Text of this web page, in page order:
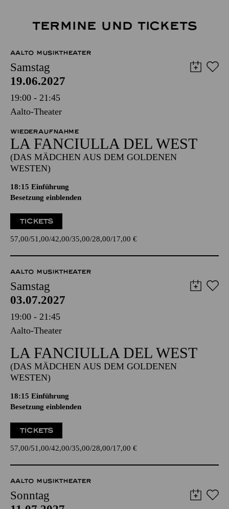
TERMINE UND TICKETS
AALTO MUSIKTHEATER
Samstag
19.06.2027
19:00 - 21:45
Aalto-Theater
WIEDERAUFNAHME
LA FANCIULLA DEL WEST
(DAS MÄDCHEN AUS DEM GOLDENEN
WESTEN)
18:15 Einführung
Besetzung einblenden
TICKETS
57,00 51,00 42,00 35,00 28,00 17,00 €
AALTO MUSIKTHEATER
Samstag
03.07.2027
19:00 - 21:45
Aalto-Theater
LA FANCIULLA DEL WEST
(DAS MÄDCHEN AUS DEM GOLDENEN
WESTEN)
18:15 Einführung
Besetzung einblenden
TICKETS
57,00 51,00 42,00 35,00 28,00 17,00 €
AALTO MUSIKTHEATER
Sonntag